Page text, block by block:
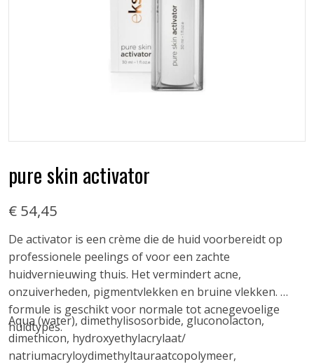
pure skin activator
€ 54,45
De activator is een crème die de huid voorbereidt op
professionele peelings of voor een zachte
huidvernieuwing thuis. Het vermindert acne,
onzuiverheden, pigmentvlekken en bruine vlekken. De
formule is geschikt voor normale tot acnegevoelige
huidtypes.
Aqua (water), dimethylisosorbide, gluconolacton,
dimethicon, hydroxyethylacrylaat/
natriumacryloydimethyltauraatcopolymeer,